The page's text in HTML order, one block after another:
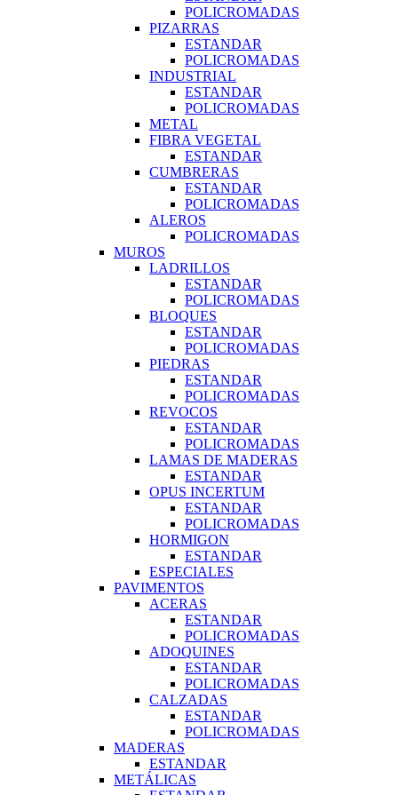
POLICROMADAS
PIZARRAS
ESTANDAR
POLICROMADAS
INDUSTRIAL
ESTANDAR
POLICROMADAS
METAL
FIBRA VEGETAL
ESTANDAR
CUMBRERAS
ESTANDAR
POLICROMADAS
ALEROS
POLICROMADAS
MUROS
LADRILLOS
ESTANDAR
POLICROMADAS
BLOQUES
ESTANDAR
POLICROMADAS
PIEDRAS
ESTANDAR
POLICROMADAS
REVOCOS
ESTANDAR
POLICROMADAS
LAMAS DE MADERAS
ESTANDAR
OPUS INCERTUM
ESTANDAR
POLICROMADAS
HORMIGON
ESTANDAR
ESPECIALES
PAVIMENTOS
ACERAS
ESTANDAR
POLICROMADAS
ADOQUINES
ESTANDAR
POLICROMADAS
CALZADAS
ESTANDAR
POLICROMADAS
MADERAS
ESTANDAR
METÁLICAS